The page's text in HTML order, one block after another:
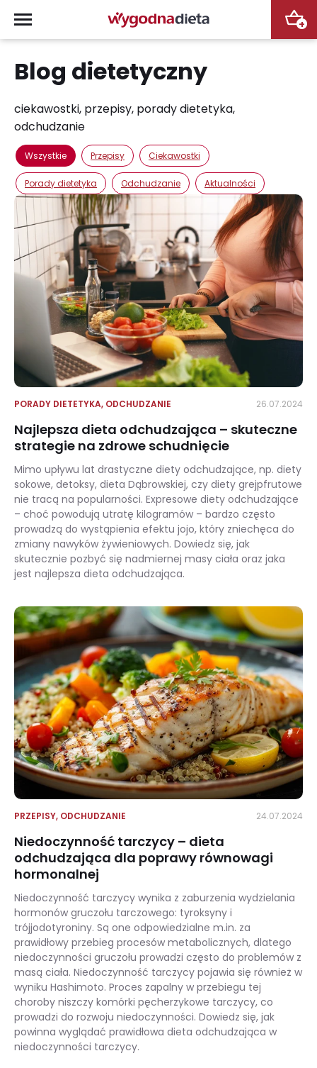
+
Blog dietetyczny
ciekawostki, przepisy, porady dietetyka,
odchudzanie
Wszystkie Przepisy Ciekawostki
Porady dietetyka Odchudzanie Aktualności
PORADY DIETETYKA, ODCHUDZANIE 26.07.2024
Najlepsza dieta odchudzająca – skuteczne
strategie na zdrowe schudnięcie
Mimo upływu lat drastyczne diety odchudzające, np. diety
sokowe, detoksy, dieta Dąbrowskiej, czy diety grejpfrutowe
nie tracą na popularności. Expresowe diety odchudzające
– choć powodują utratę kilogramów – bardzo często
prowadzą do wystąpienia efektu jojo, który zniechęca do
zmiany nawyków żywieniowych. Dowiedz się, jak
skutecznie pozbyć się nadmiernej masy ciała oraz jaka
jest najlepsza dieta odchudzająca.
PRZEPISY, ODCHUDZANIE 24.07.2024
Niedoczynność tarczycy – dieta
odchudzająca dla poprawy równowagi
hormonalnej
Niedoczynność tarczycy wynika z zaburzenia wydzielania
hormonów gruczołu tarczowego: tyroksyny i
trójjodotyroniny. Są one odpowiedzialne m.in. za
prawidłowy przebieg procesów metabolicznych, dlatego
niedoczynności gruczołu prowadzi często do problemów z
masą ciała. Niedoczynność tarczycy pojawia się również w
wyniku Hashimoto. Proces zapalny w przebiegu tej
choroby niszczy komórki pęcherzykowe tarczycy, co
prowadzi do rozwoju niedoczynności. Dowiedz się, jak
powinna wyglądać prawidłowa dieta odchudzająca w
niedoczynności tarczycy.